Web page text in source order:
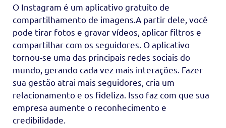
O Instagram é um aplicativo gratuito de
compartilhamento de imagens.A partir dele, você
pode tirar fotos e gravar vídeos, aplicar filtros e
compartilhar com os seguidores. O aplicativo
tornou-se uma das principais redes sociais do
mundo, gerando cada vez mais interações. Fazer
sua gestão atrai mais seguidores, cria um
relacionamento e os fideliza. Isso faz com que sua
empresa aumente o reconhecimento e
credibilidade.